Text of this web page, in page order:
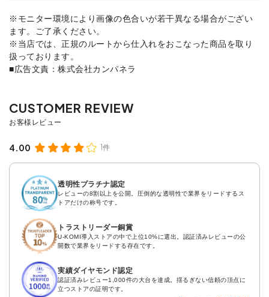
※モニター環境により画像の色合いが若干異なる場合がござい
ます。ご了承ください。
※当店では、正規のルートから仕入れをおこなった商品を取り
扱っております。
■広告文責：株式会社カンパネラ
4.00 1件
透明性プラチナ認定
レビューの8割以上を公開。圧倒的な透明性で業界をリードするス
トアだけの称号です。
トラストリーダー銅賞
U-KOMI導入ストアの中で上位10%に選出。認証済みレビューの公
開数で業界をリードする存在です。
実績ダイヤモンド認定
認証済みレビュー1,000件の大台を達成。揺るぎない信頼の頂点に
立つストアの証明です。